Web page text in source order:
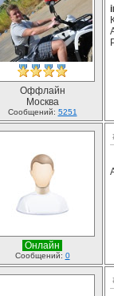
Оффлайн
Москва
Сообщений: 5251
Онлайн
Сообщений: 0